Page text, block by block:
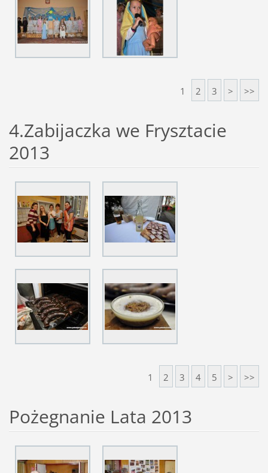
1 2 3 > >>
4.Zabijaczka we Frysztacie
2013
1 2 3 4 5 > >>
Pożegnanie Lata 2013